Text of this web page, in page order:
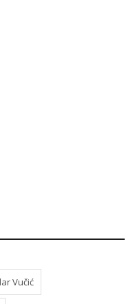
Vučić